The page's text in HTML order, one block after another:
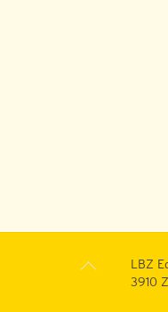
Back
LBZ
3910